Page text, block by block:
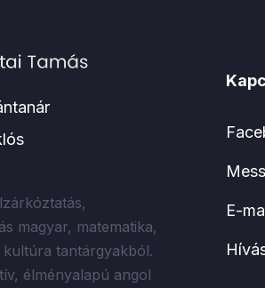
magyar, matematika,
kultúra tantárgyakból.
élményalapú angol
E-